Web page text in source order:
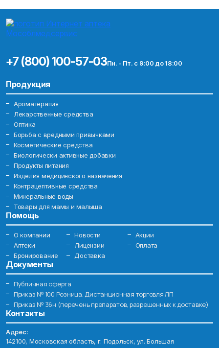
+7 (800) 100-57-03Пн. - Пт. с 9:00 до 18:00
Продукция
Ароматерапия
Лекарственные средства
Оптика
Борьба с вредными привычками
Косметические средства
Биологически активные добавки
Продукты питания
Изделия медицинского назначения
Контрацептивные средства
Минеральные воды
Товары для мамы и малыша
Помощь
О компании Новости
Акции
Аптеки
Лицензии
Оплата
Бронирование
Доставка
Документы
Публичная оферта
Приказ № 100 Розница. Дистанционная торговля ЛП
Приказ № 36н (перечень препаратов, разрешенных к доставке)
Контакты
Адрес:
142100, Московская область, г. Подольск, ул. Большая